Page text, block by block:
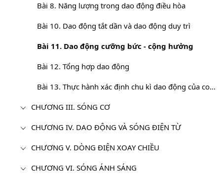
Bài 8. Năng lượng trong dao động điều hòa
Bài 10. Dao động tắt dần và dao động duy trì
Bài 11. Dao động cưỡng bức - cộng hưởng
Bài 12. Tổng hợp dao động
Bài 13. Thực hành xác định chu kì dao động của con lắc đơn hoặc con lắc lò xo và gia tốc trọng trườn
CHƯƠNG III. SÓNG CƠ
CHƯƠNG IV. DAO ĐỘNG VÀ SÓNG ĐIỆN TỪ
CHƯƠNG V. DÒNG ĐIỆN XOAY CHIỀU
CHƯƠNG VI. SÓNG ÁNH SÁNG